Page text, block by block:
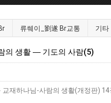
류쒜이_劉遂 Br교통 기타
의 생활 ― 기도의 사람(5)